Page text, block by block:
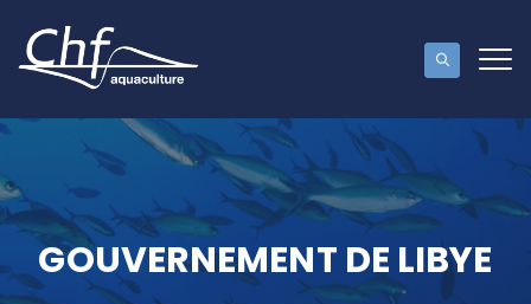
GOUVERNEMENT DE LIBYE